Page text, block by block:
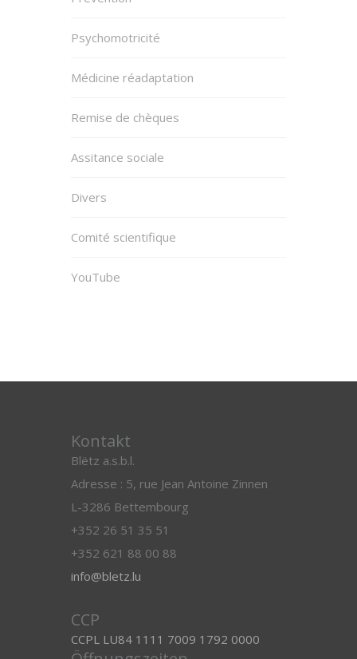
Psychomotricité
Médicine réadaptation
Remise de chèques
Assitance sociale
Divers
Comité scientifique
YouTube
Kontakt
Blëtz a.s.b.l.
Adresse : 5, rue Jean Antoine Zinnen
L-3286 Bettembourg
+352 26 51 35 51
+352 621 88 00 88
info@bletz.lu
CCP
CCPL LU84 1111 7009 1792 0000